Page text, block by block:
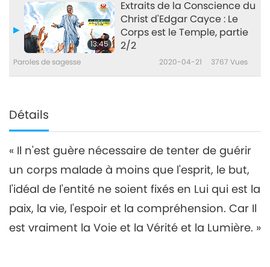
13:45
Extraits de la Conscience du
Christ d'Edgar Cayce : Le
Corps est le Temple, partie
2/2
Paroles de sagesse 2020-04-21 3767 Vues
Détails
« Il n'est guère nécessaire de tenter de guérir
un corps malade à moins que l'esprit, le but,
l'idéal de l'entité ne soient fixés en Lui qui est la
paix, la vie, l'espoir et la compréhension. Car Il
est vraiment la Voie et la Vérité et la Lumière. »